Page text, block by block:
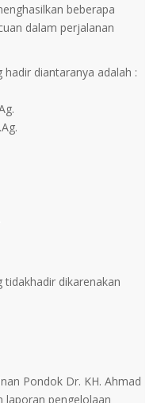
beberapa
dalam perjalanan
diantaranya adalah :
dikarenakan
Pondok Dr. KH. Ahmad
laporan pengelolaan